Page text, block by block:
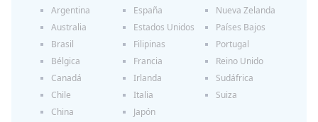
Argentina
Australia
Brasil
Bélgica
Canadá
Chile
China
España
Estados Unidos
Filipinas
Francia
Irlanda
Italia
Japón
Nueva Zelanda
Países Bajos
Portugal
Reino Unido
Sudáfrica
Suiza